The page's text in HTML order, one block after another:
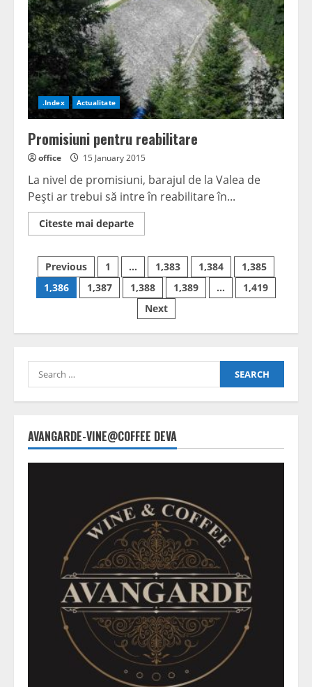
.Index Actualitate
Promisiuni pentru reabilitare
office 15 January 2015
La nivel de promisiuni, barajul de la Valea de
Peşti ar trebui să intre în reabilitare în...
Citeste mai departeRead
more
pentru
reabilitare
Posts
navigation
Previous 1 … 1,383 1,384
1,385
1,386
1,387 1,388 1,389 …
1,419
Next
Search
for:
AVANGARDE-VINE@COFFEE DEVA